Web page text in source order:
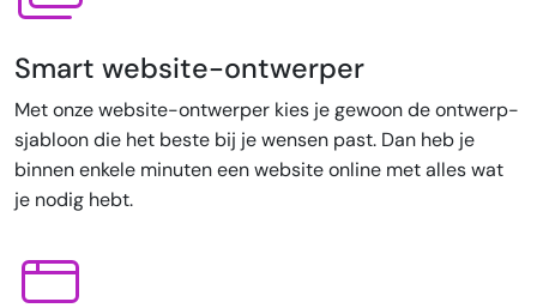
Smart website-ontwerper
Met onze website-ontwerper kies je gewoon de ontwerp-
sjabloon die het beste bij je wensen past. Dan heb je
binnen enkele minuten een website online met alles wat
je nodig hebt.